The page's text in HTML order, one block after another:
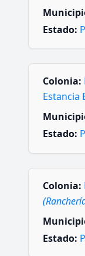
Estado:
Colonia:
Estancia
Estado:
Colonia:
Estado: